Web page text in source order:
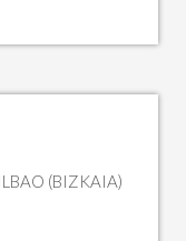
(BIZKAIA)